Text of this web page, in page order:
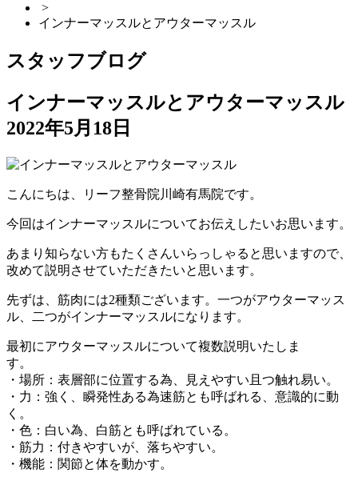
>
インナーマッスルとアウターマッスル
スタッフブログ
インナーマッスルとアウターマッスル
2022年5月18日
こんにちは、リーフ整骨院川崎有馬院です。
今回はインナーマッスルについてお伝えしたいお思います。
あまり知らない方もたくさんいらっしゃると思いますので、
改めて説明させていただきたいと思います。
先ずは、筋肉には2種類ございます。一つがアウターマッス
ル、二つがインナーマッスルになります。
最初にアウターマッスルについて複数説明いたしま
す。
・場所：表層部に位置する為、見えやすい且つ触れ易い。
・力：強く、瞬発性ある為速筋とも呼ばれる、意識的に動
く。
・色：白い為、白筋とも呼ばれている。
・筋力：付きやすいが、落ちやすい。
・機能：関節と体を動かす。